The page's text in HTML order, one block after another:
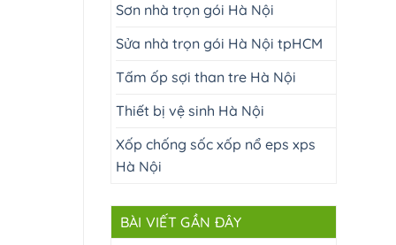
Sơn nhà trọn gói Hà Nội
Sửa nhà trọn gói Hà Nội tpHCM
Tấm ốp sợi than tre Hà Nội
Thiết bị vệ sinh Hà Nội
Xốp chống sốc xốp nổ eps xps
Hà Nội
BÀI VIẾT GẦN ĐÂY